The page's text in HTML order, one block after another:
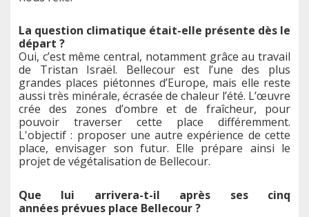
La question climatique était-elle présente dès le
départ ?
Oui, c’est même central, notamment grâce au travail
de Tristan Israël. Bellecour est l’une des plus
grandes places piétonnes d’Europe, mais elle reste
aussi très minérale, écrasée de chaleur l’été. L’œuvre
crée des zones d’ombre et de fraîcheur, pour
pouvoir traverser cette place différemment.
L'objectif : proposer une autre expérience de cette
place, envisager son futur. Elle prépare ainsi le
projet de végétalisation de Bellecour.
Que lui arrivera-t-il après ses cinq
années prévues place Bellecour ?